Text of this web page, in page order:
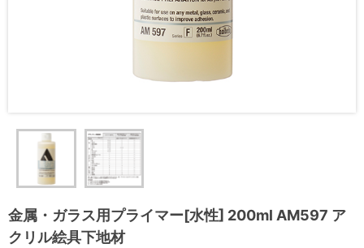
金属・ガラス用プライマー[水性] 200ml AM597 ア
クリル絵具下地材